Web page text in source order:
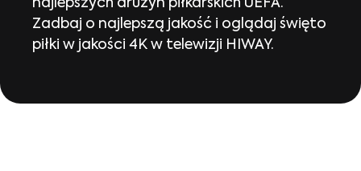
najlepszych drużyn piłkarskich UEFA.
Zadbaj o najlepszą jakość i oglądaj święto
piłki w jakości 4K w telewizji HIWAY.